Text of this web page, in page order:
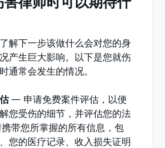
解下一步该做什么会对您的身
产生巨大影响。以下是您就伤
通常会发生的情况。
— 申请免费案件评估，以便
您受伤的细节，并评估您的法
带您所掌握的所有信息，包
您的医疗记录、收入损失证明